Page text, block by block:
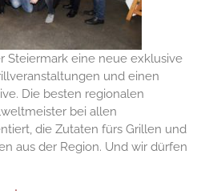
Steiermark eine neue exklusive
und einen
Die besten regionalen
bei allen
die Zutaten fürs Grillen und
aus der Region. Und wir dürfen